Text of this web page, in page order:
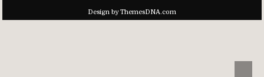
Design by ThemesDNA.com